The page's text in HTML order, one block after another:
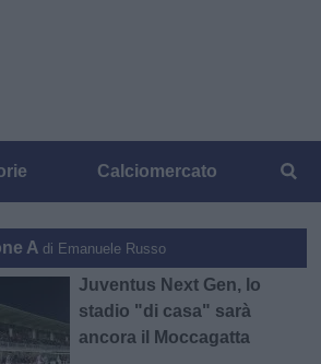
Calciomercato
A di Emanuele Russo
Juventus Next Gen, lo
stadio "di casa" sarà
ancora il Moccagatta